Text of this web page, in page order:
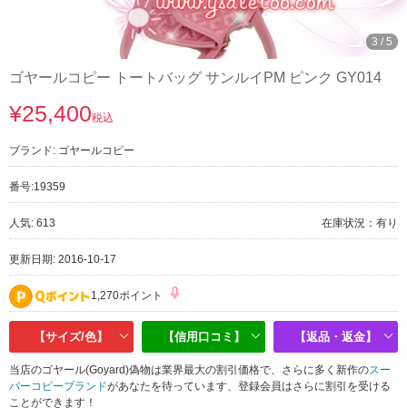
3 / 5
ゴヤールコピー トートバッグ サンルイPM ピンク GY014
¥25,400税込
ブランド: ゴヤールコピー
番号:19359
人気: 613 在庫状況：有り
更新日期: 2016-10-17
1,270ポイント
【サイズ/色】 【信用口コミ】 【返品・返金】
当店のゴヤール(Goyard)偽物は業界最大の割引価格で、さらに多く新作のスー
パーコピーブランドがあなたを待っています、登録会員はさらに割引を受ける
ことができます！